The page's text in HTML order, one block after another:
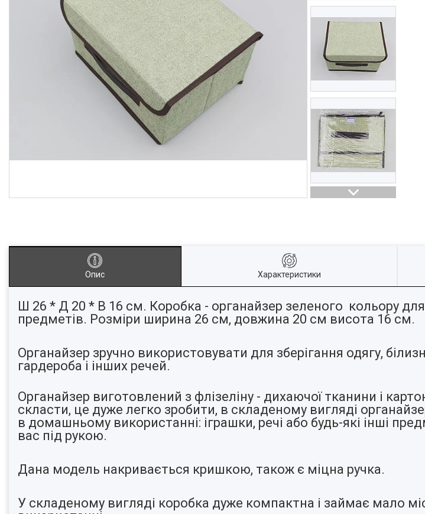
Опис Характеристики
Ш 26 * Д 20 * В 16 см. Коробка - органайзер зеленого кольору
предметів. Розміри ширина 26 см, довжина 20 см висота 16 см.
Органайзер зручно використовувати для зберігання одягу,
гардероба і інших речей.
Органайзер виготовлений з флізеліну - дихаючої тканини і
скласти, це дуже легко зробити, в складеному вигляді
в домашньому використанні: іграшки, речі або будь-які інші
вас під рукою.
Дана модель накривається кришкою, також є міцна ручка.
У складеному вигляді коробка дуже компактна і займає мало